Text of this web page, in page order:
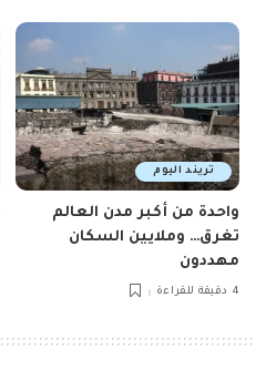
تريند اليوم
واحدة من أكبر مدن العالم
تغرق… وملايين السكان
مهددون
4 دقيقة للقراءة